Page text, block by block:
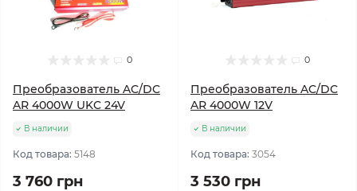
0
Преобразователь AC/DC
AR 4000W UKC 24V
В наличии
Код товара: 5148
3 760 грн
0
Преобразователь AC/DC
AR 4000W 12V
В наличии
Код товара: 3054
3 530 грн